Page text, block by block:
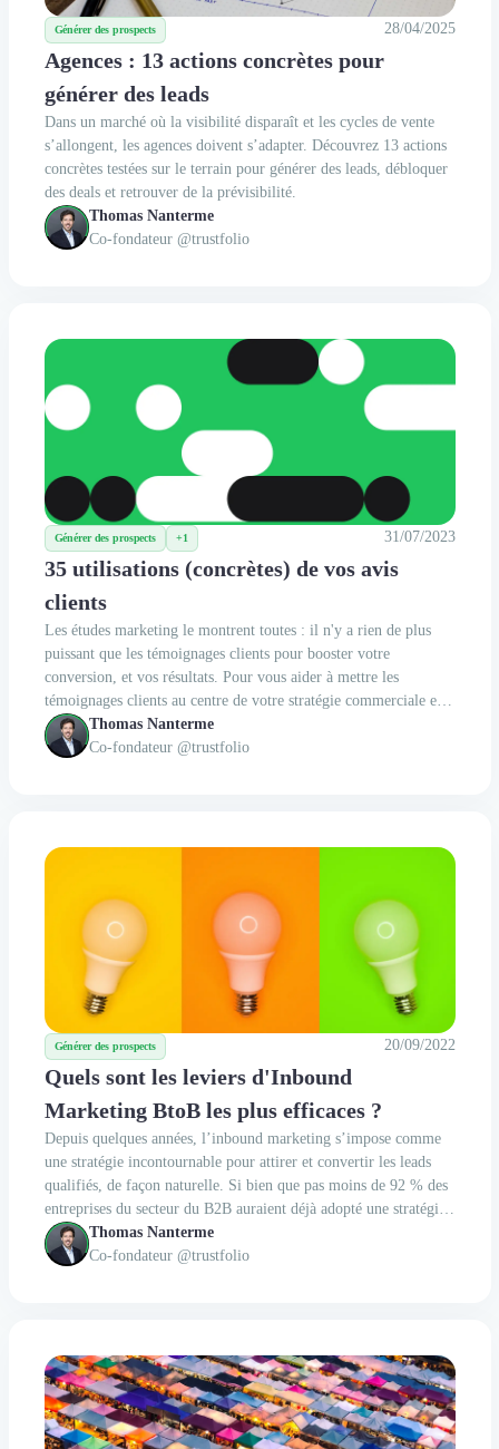
Générer des prospects 28/04/2025
Agences : 13 actions concrètes pour
générer des leads
Dans un marché où la visibilité disparaît et les cycles de vente
s’allongent, les agences doivent s’adapter. Découvrez 13 actions
concrètes testées sur le terrain pour générer des leads, débloquer
des deals et retrouver de la prévisibilité.
Thomas Nanterme
Co-fondateur @trustfolio
Générer des prospects +1 31/07/2023
35 utilisations (concrètes) de vos avis
clients
Les études marketing le montrent toutes : il n'y a rien de plus
puissant que les témoignages clients pour booster votre
conversion, et vos résultats. Pour vous aider à mettre les
témoignages clients au centre de votre stratégie commerciale et
marketing : voilà 35 cas d'usage ultra concrets de vos avis et
témoignages clients.
Thomas Nanterme
Co-fondateur @trustfolio
Générer des prospects 20/09/2022
Quels sont les leviers d'Inbound
Marketing BtoB les plus efficaces ?
Depuis quelques années, l’inbound marketing s’impose comme
une stratégie incontournable pour attirer et convertir les leads
qualifiés, de façon naturelle. Si bien que pas moins de 92 % des
entreprises du secteur du B2B auraient déjà adopté une stratégie
d’inbound marketing, selon HubSpot. Zoom sur les leviers
d’inbound marketing B2B les plus...
Thomas Nanterme
Co-fondateur @trustfolio